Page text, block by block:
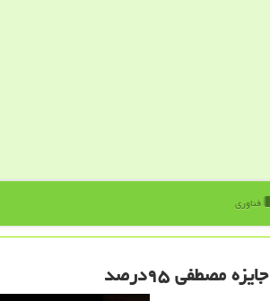
فناوری
مصطفی ۹۵درصد